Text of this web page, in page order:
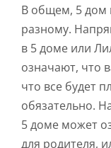
В общем, 5 дом
разному.
в 5 доме или
означают, что
что все будет
обязательно.
5 доме может
для родителя,